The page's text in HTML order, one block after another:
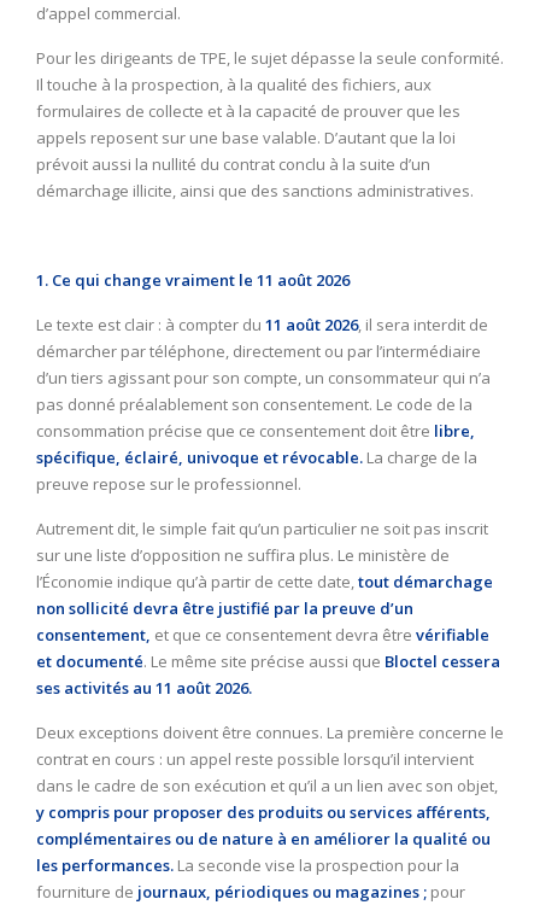
d’appel commercial.
Pour les dirigeants de TPE, le sujet dépasse la seule conformité.
Il touche à la prospection, à la qualité des fichiers, aux
formulaires de collecte et à la capacité de prouver que les
appels reposent sur une base valable. D’autant que la loi
prévoit aussi la nullité du contrat conclu à la suite d’un
démarchage illicite, ainsi que des sanctions administratives.
1. Ce qui change vraiment le 11 août 2026
Le texte est clair : à compter du 11 août 2026, il sera interdit de
démarcher par téléphone, directement ou par l’intermédiaire
d’un tiers agissant pour son compte, un consommateur qui n’a
pas donné préalablement son consentement. Le code de la
consommation précise que ce consentement doit être libre,
spécifique, éclairé, univoque et révocable. La charge de la
preuve repose sur le professionnel.
Autrement dit, le simple fait qu’un particulier ne soit pas inscrit
sur une liste d’opposition ne suffira plus. Le ministère de
l’Économie indique qu’à partir de cette date,tout démarchage
non sollicité devra être justifié par la preuve d’un
consentement, et que ce consentement devra être vérifiable
et documenté. Le même site précise aussi que Bloctel cessera
ses activités au 11 août 2026.
Deux exceptions doivent être connues. La première concerne le
contrat en cours : un appel reste possible lorsqu’il intervient
dans le cadre de son exécution et qu’il a un lien avec son objet,
y compris pour proposer des produits ou services afférents,
complémentaires ou de nature à en améliorer la qualité ou
les performances. La seconde vise la prospection pour la
fourniture de journaux, périodiques ou magazines ; pour